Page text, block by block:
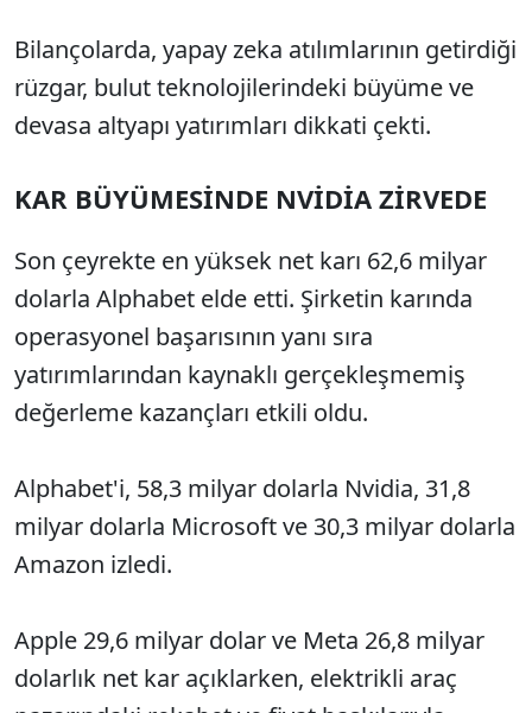
Bilançolarda, yapay zeka atılımlarının getirdiği
rüzgar, bulut teknolojilerindeki büyüme ve
devasa altyapı yatırımları dikkati çekti.
KAR BÜYÜMESİNDE NVİDİA ZİRVEDE
Son çeyrekte en yüksek net karı 62,6 milyar
dolarla Alphabet elde etti. Şirketin karında
operasyonel başarısının yanı sıra
yatırımlarından kaynaklı gerçekleşmemiş
değerleme kazançları etkili oldu.
Alphabet'i, 58,3 milyar dolarla Nvidia, 31,8
milyar dolarla Microsoft ve 30,3 milyar dolarla
Amazon izledi.
Apple 29,6 milyar dolar ve Meta 26,8 milyar
dolarlık net kar açıklarken, elektrikli araç